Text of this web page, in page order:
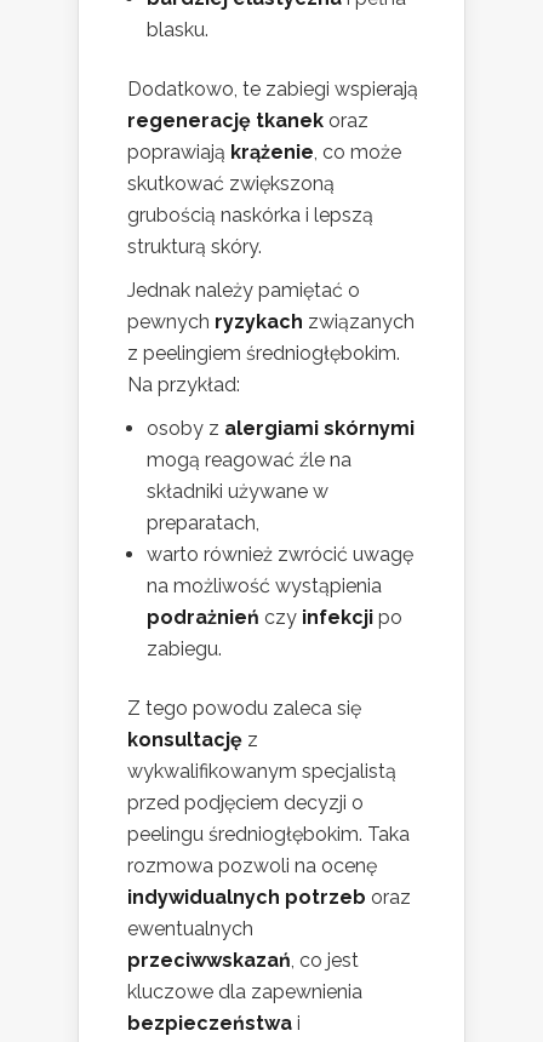
blasku.
Dodatkowo, te zabiegi wspierają
regenerację tkanek oraz
poprawiają krążenie , co może
skutkować zwiększoną
grubością naskórka i lepszą
strukturą skóry.
Jednak należy pamiętać o
pewnych ryzykach związanych
z peelingiem średniogłębokim.
Na przykład:
osoby z alergiami skórnymi
mogą reagować źle na
składniki używane w
preparatach,
warto również zwrócić uwagę
na możliwość wystąpienia
podrażnień czy infekcji po
zabiegu.
Z tego powodu zaleca się
konsultację z
wykwalifikowanym specjalistą
przed podjęciem decyzji o
peelingu średniogłębokim. Taka
rozmowa pozwoli na ocenę
indywidualnych potrzeb oraz
ewentualnych
przeciwwskazań , co jest
kluczowe dla zapewnienia
bezpieczeństwa i